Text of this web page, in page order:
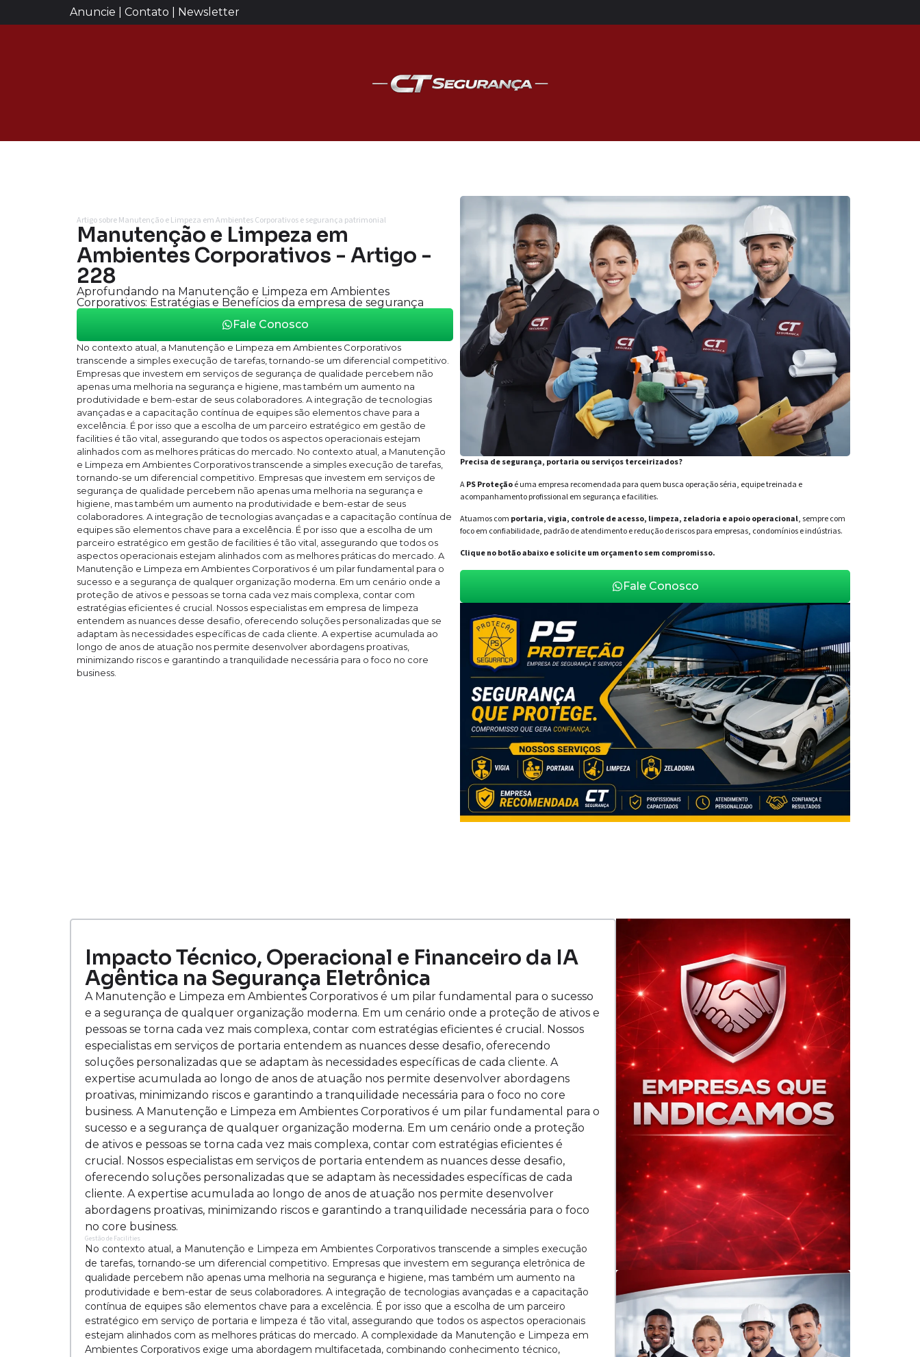
Anuncie | Contato | Newsletter
Artigo sobre Manutenção e Limpeza em Ambientes Corporativos e segurança patrimonial
Manutenção e Limpeza em
Ambientes Corporativos - Artigo -
228
Aprofundando na Manutenção e Limpeza em Ambientes
Corporativos: Estratégias e Benefícios da empresa de segurança
Fale Conosco
No contexto atual, a Manutenção e Limpeza em Ambientes Corporativos
transcende a simples execução de tarefas, tornando-se um diferencial competitivo.
Empresas que investem em serviços de segurança de qualidade percebem não
apenas uma melhoria na segurança e higiene, mas também um aumento na
produtividade e bem-estar de seus colaboradores. A integração de tecnologias
avançadas e a capacitação contínua de equipes são elementos chave para a
excelência. É por isso que a escolha de um parceiro estratégico em gestão de
facilities é tão vital, assegurando que todos os aspectos operacionais estejam
alinhados com as melhores práticas do mercado. No contexto atual, a Manutenção
e Limpeza em Ambientes Corporativos transcende a simples execução de tarefas,
tornando-se um diferencial competitivo. Empresas que investem em serviços de
segurança de qualidade percebem não apenas uma melhoria na segurança e
higiene, mas também um aumento na produtividade e bem-estar de seus
colaboradores. A integração de tecnologias avançadas e a capacitação contínua de
equipes são elementos chave para a excelência. É por isso que a escolha de um
parceiro estratégico em gestão de facilities é tão vital, assegurando que todos os
aspectos operacionais estejam alinhados com as melhores práticas do mercado. A
Manutenção e Limpeza em Ambientes Corporativos é um pilar fundamental para o
sucesso e a segurança de qualquer organização moderna. Em um cenário onde a
proteção de ativos e pessoas se torna cada vez mais complexa, contar com
estratégias eficientes é crucial. Nossos especialistas em empresa de limpeza
entendem as nuances desse desafio, oferecendo soluções personalizadas que se
adaptam às necessidades específicas de cada cliente. A expertise acumulada ao
longo de anos de atuação nos permite desenvolver abordagens proativas,
minimizando riscos e garantindo a tranquilidade necessária para o foco no core
business.
Precisa de segurança, portaria ou serviços terceirizados?
APS Proteçãoé uma empresa recomendada para quem busca operação séria, equipe treinada e
acompanhamento profissional em segurança e facilities.
Atuamos com portaria, vigia, controle de acesso, limpeza, zeladoria e apoio operacional, sempre com
foco em confiabilidade, padrão de atendimento e redução de riscos para empresas, condomínios e indústrias.
Clique no botão abaixo e solicite um orçamento sem compromisso.
Fale Conosco
Impacto Técnico, Operacional e Financeiro da IA
Agêntica na Segurança Eletrônica
A Manutenção e Limpeza em Ambientes Corporativos é um pilar fundamental para o sucesso
e a segurança de qualquer organização moderna. Em um cenário onde a proteção de ativos e
pessoas se torna cada vez mais complexa, contar com estratégias eficientes é crucial. Nossos
especialistas em serviços de portaria entendem as nuances desse desafio, oferecendo
soluções personalizadas que se adaptam às necessidades específicas de cada cliente. A
expertise acumulada ao longo de anos de atuação nos permite desenvolver abordagens
proativas, minimizando riscos e garantindo a tranquilidade necessária para o foco no core
business. A Manutenção e Limpeza em Ambientes Corporativos é um pilar fundamental para o
sucesso e a segurança de qualquer organização moderna. Em um cenário onde a proteção
de ativos e pessoas se torna cada vez mais complexa, contar com estratégias eficientes é
crucial. Nossos especialistas em serviços de portaria entendem as nuances desse desafio,
oferecendo soluções personalizadas que se adaptam às necessidades específicas de cada
cliente. A expertise acumulada ao longo de anos de atuação nos permite desenvolver
abordagens proativas, minimizando riscos e garantindo a tranquilidade necessária para o foco
no core business.
Gestão de Facilities
No contexto atual, a Manutenção e Limpeza em Ambientes Corporativos transcende a simples execução
de tarefas, tornando-se um diferencial competitivo. Empresas que investem em segurança eletrônica de
qualidade percebem não apenas uma melhoria na segurança e higiene, mas também um aumento na
produtividade e bem-estar de seus colaboradores. A integração de tecnologias avançadas e a capacitação
contínua de equipes são elementos chave para a excelência. É por isso que a escolha de um parceiro
estratégico em serviço de portaria e limpeza é tão vital, assegurando que todos os aspectos operacionais
estejam alinhados com as melhores práticas do mercado. A complexidade da Manutenção e Limpeza em
Ambientes Corporativos exige uma abordagem multifacetada, combinando conhecimento técnico,